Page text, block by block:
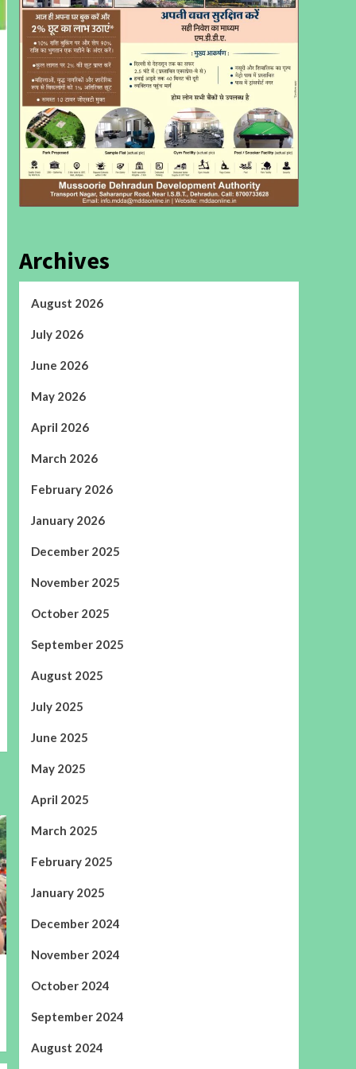
Archives
August 2026
July 2026
June 2026
May 2026
April 2026
March 2026
February 2026
January 2026
December 2025
November 2025
October 2025
September 2025
August 2025
July 2025
June 2025
May 2025
April 2025
March 2025
February 2025
January 2025
December 2024
November 2024
October 2024
September 2024
August 2024